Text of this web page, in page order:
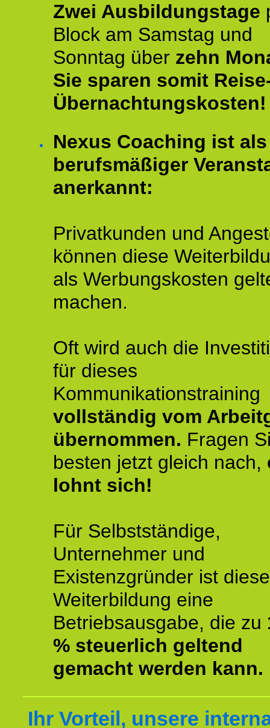
Zwei Ausbildungstage
Block am Samstag und
Sonntag über zehn
Sie sparen somit
Übernachtungskosten!
Nexus Coaching ist als
berufsmäßiger
anerkannt:
Privatkunden und
können diese
als Werbungskosten
machen.
Oft wird auch die
für dieses
Kommunikationstraining
vollständig vom
übernommen. Fragen
besten jetzt gleich nach,
lohnt sich!
Für Selbstständige,
Unternehmer und
Existenzgründer ist diese
Weiterbildung eine
Betriebsausgabe, die zu
% steuerlich geltend
gemacht werden kann.
Ihr Vorteil, unsere